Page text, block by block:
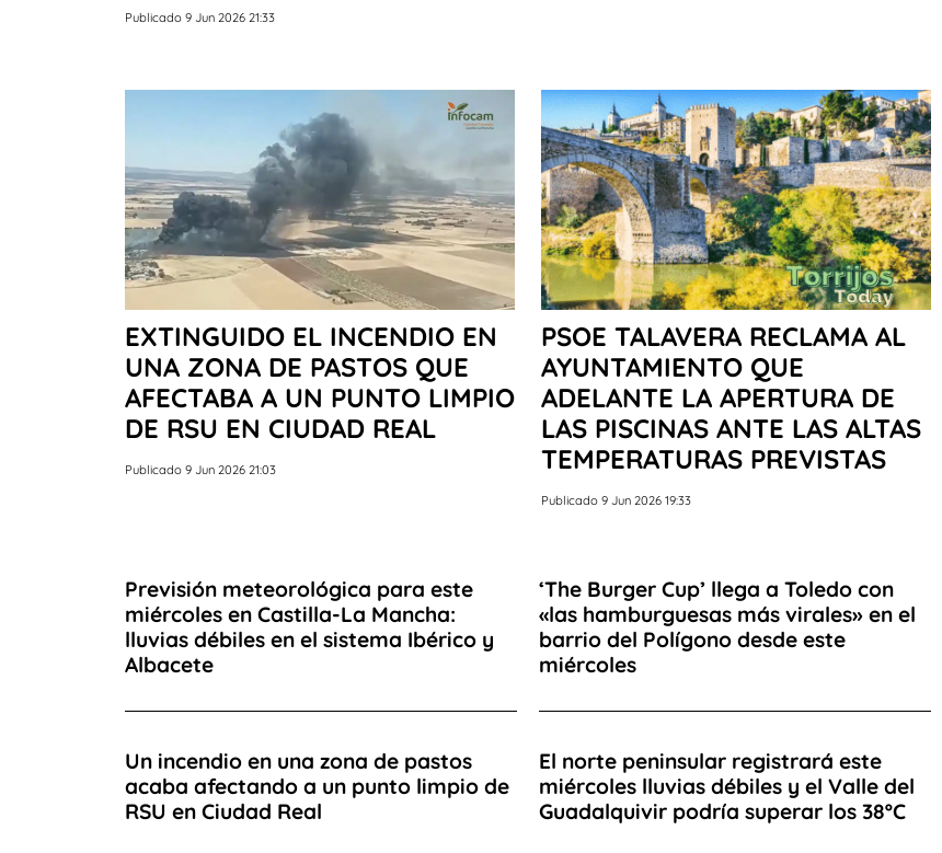
Publicado 9 Jun 2026 21:33
EXTINGUIDO EL INCENDIO EN
UNA ZONA DE PASTOS QUE
AFECTABA A UN PUNTO LIMPIO
DE RSU EN CIUDAD REAL
Publicado 9 Jun 2026 21:03
PSOE TALAVERA RECLAMA AL
AYUNTAMIENTO QUE
ADELANTE LA APERTURA DE
LAS PISCINAS ANTE LAS ALTAS
TEMPERATURAS PREVISTAS
Publicado 9 Jun 2026 19:33
Previsión meteorológica para este
miércoles en Castilla-La Mancha:
lluvias débiles en el sistema Ibérico y
Albacete
‘The Burger Cup’ llega a Toledo con
«las hamburguesas más virales» en el
barrio del Polígono desde este
miércoles
Un incendio en una zona de pastos
acaba afectando a un punto limpio de
RSU en Ciudad Real
El norte peninsular registrará este
miércoles lluvias débiles y el Valle del
Guadalquivir podría superar los 38ºC